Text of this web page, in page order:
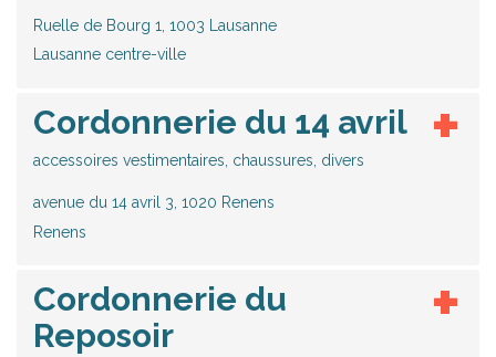
Ruelle de Bourg 1, 1003 Lausanne
Lausanne centre-ville
Cordonnerie du 14 avril
accessoires vestimentaires, chaussures, divers
avenue du 14 avril 3, 1020 Renens
Renens
Cordonnerie du
Reposoir